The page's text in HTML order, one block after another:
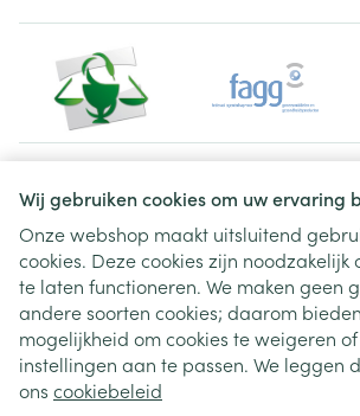
Wij gebruiken cookies om uw ervaring
Onze webshop maakt uitsluitend
cookies. Deze cookies zijn noodzakelijk
te laten functioneren. We maken geen
andere soorten cookies; daarom
mogelijkheid om cookies te weigeren
instellingen aan te passen. We leggen
ons cookiebeleid
Juridische links